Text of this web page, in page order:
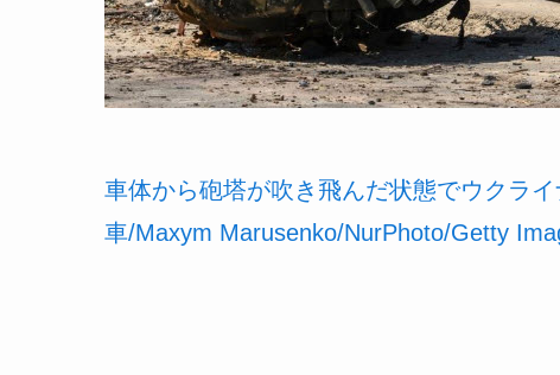
車体から砲塔が吹き飛んだ状態でウクラ
車/Maxym Marusenko/NurPhoto/Getty